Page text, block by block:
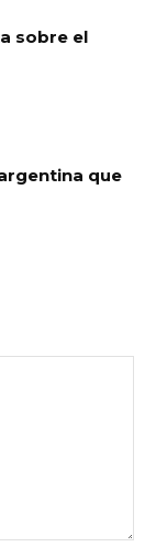
sobre el
que